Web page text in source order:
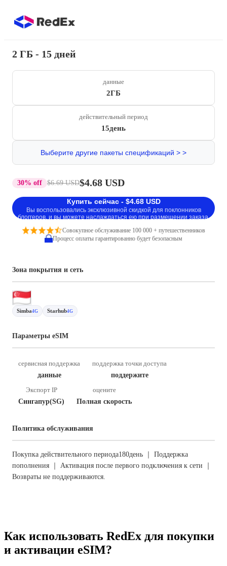
2 ГБ - 15 дней
данные
2ГБ
действительный период
15день
Выберите другие пакеты спецификаций > >
30% off $6.69 USD$4.68 USD
Купить сейчас - $4.68 USD
Вы воспользовались эксклюзивной скидкой для поклонников
блоггеров, и вы можете наслаждаться ею при размещении заказа.
Совокупное обслуживание 100 000 + путешественников
Процесс оплаты гарантированно будет безопасным
Зона покрытия и сеть
Simba4G Starhub4G
Параметры eSIM
сервисная поддержка
данные
поддержка точки доступа
поддержите
Экспорт IP
Сингапур(SG)
оцените
Полная скорость
Политика обслуживания
Покупка действительного периода180день ｜ Поддержка
пополнения ｜ Активация после первого подключения к сети ｜
Возвраты не поддерживаются.
Как использовать RedEx для покупки
и активации eSIM?